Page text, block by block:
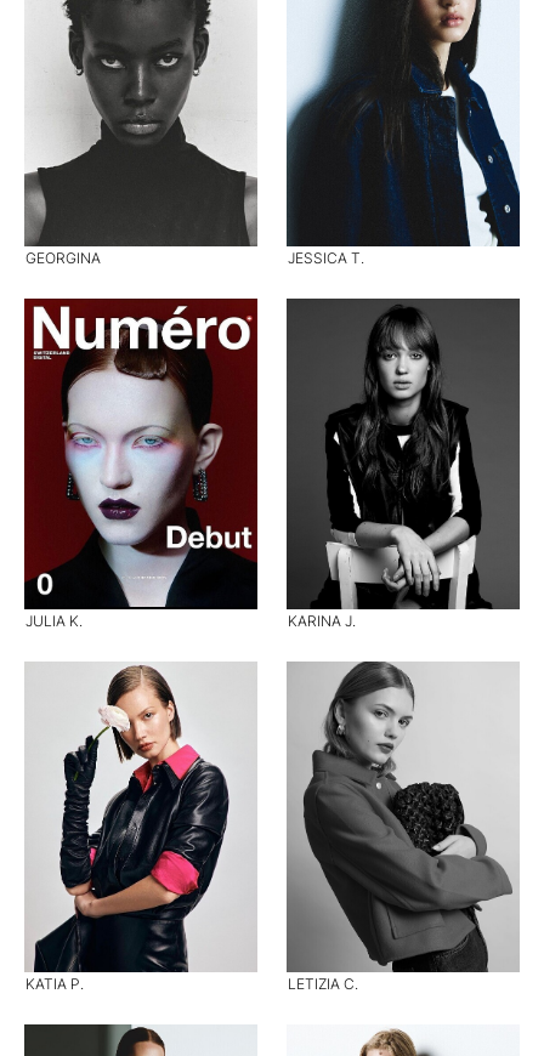
GEORGINA JESSICA T.
JULIA K. KARINA J.
KATIA P. LETIZIA C.